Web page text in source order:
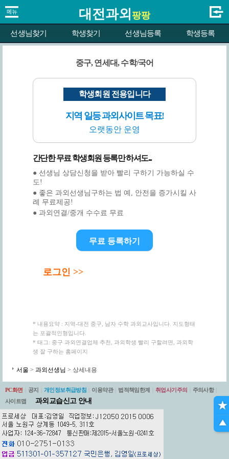
대전과외 팡팡
선생님찾기 학생찾기 선생님등록 학생등록
중구, 연세대, 수학/국어
학생회원 전용입니다
지역 일등 과외사이트 목표!
오랫동안 운영
간단한 무료 학생회원 등록만 하셔도...
● 선생님 상담신청을 받아 빨리 구하기 가능하실 수
도!
● 좋은 과외선생님구하는 법 예, 안전을 증가시킬 사
례 무료제공!
● 과외연결/중개 수수료 무료
무료 등록하기
로그인 >>
* 내용요약 : 지역-대전 중구, 남자 수학 과외교사입니다. 지도형태
는 포괄적인형입니다.
* 태그: 중구 과외연결업체 추천, 과외학생 빨리 구할려면, 과외학
생 잘 구하는 홈페이지
서울 > 과외선생님 > 상세내용
PC화면 공지 개인정보취급방침 이용약관 법적책임한계 취업사기주의 주의사항
사이트맵
과외교습신고 안내